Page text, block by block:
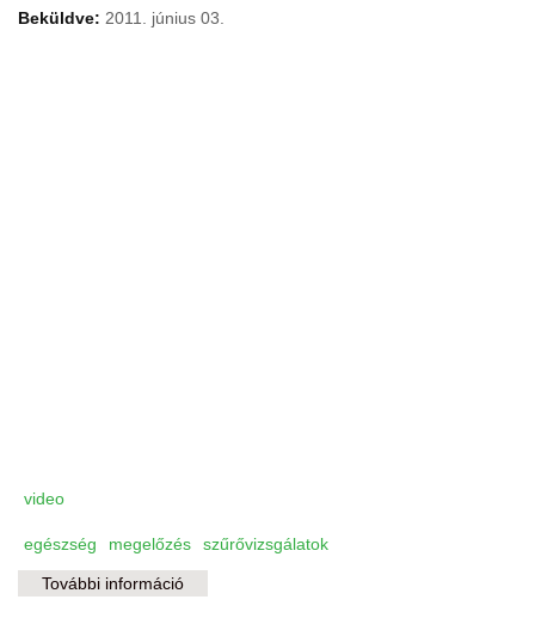
Beküldve: 2011. június 03.
video
egészség megelőzés szűrővizsgálatok
További információ